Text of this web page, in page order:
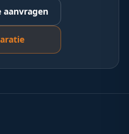
aanvragen